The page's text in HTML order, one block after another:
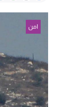
امن